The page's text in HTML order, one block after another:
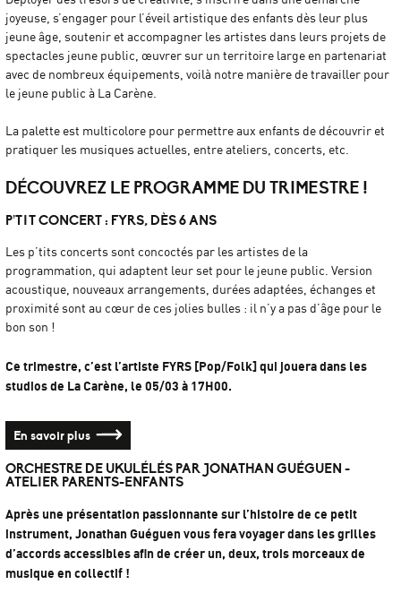
joyeuse, s’engager pour l’éveil artistique des enfants dès leur plus
jeune âge, soutenir et accompagner les artistes dans leurs projets de
spectacles jeune public, œuvrer sur un territoire large en partenariat
avec de nombreux équipements, voilà notre manière de travailler pour
le jeune public à La Carène.
La palette est multicolore pour permettre aux enfants de découvrir et
pratiquer les musiques actuelles, entre ateliers, concerts, etc.
DÉCOUVREZ LE PROGRAMME DU TRIMESTRE !
P’TIT CONCERT : FYRS, DÈS 6 ANS
Les p’tits concerts sont concoctés par les artistes de la
programmation, qui adaptent leur set pour le jeune public. Version
acoustique, nouveaux arrangements, durées adaptées, échanges et
proximité sont au cœur de ces jolies bulles : il n’y a pas d’âge pour le
bon son !
Ce trimestre, c’est l’artiste FYRS [Pop/Folk] qui jouera dans les
studios de La Carène, le 05/03 à 17H00.
En savoir plus
ORCHESTRE DE UKULÉLÉS PAR JONATHAN GUÉGUEN -
ATELIER PARENTS-ENFANTS
Après une présentation passionnante sur l’histoire de ce petit
instrument, Jonathan Guéguen vous fera voyager dans les grilles
d’accords accessibles afin de créer un, deux, trois morceaux de
musique en collectif !